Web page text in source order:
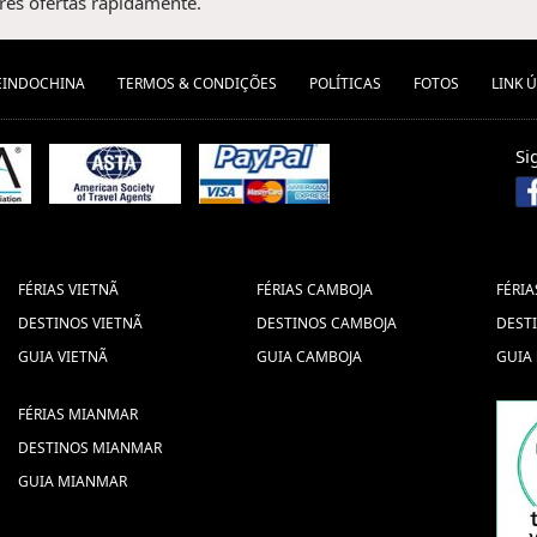
TERMOS & CONDIÇÕES POLÍTICAS FOTOS LINK
FÉRIAS VIETNÃ
DESTINOS VIETNÃ
GUIA VIETNÃ
FÉRIAS CAMBOJA
DESTINOS CAMBOJA
GUIA CAMBOJA
GUIA
FÉRIAS MIANMAR
DESTINOS MIANMAR
GUIA MIANMAR